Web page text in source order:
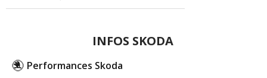
INFOS SKODA
Performances Skoda